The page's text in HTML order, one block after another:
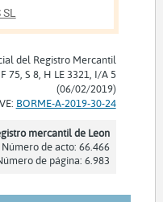
SL
del Registro Mercantil
75, S 8, H LE 3321, I/A 5
(06/02/2019)
BORME-A-2019-30-24
mercantil de Leon
Número de acto: 66.466
de página: 6.983